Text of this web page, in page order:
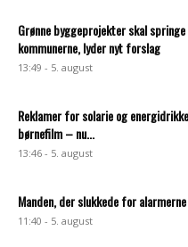
Grønne byggeprojekter skal springe
kommunerne, lyder nyt forslag
13:49 - 5. august
Reklamer for solarie og
børnefilm – nu...
13:46 - 5. august
Manden, der slukkede for alarmerne
11:40 - 5. august